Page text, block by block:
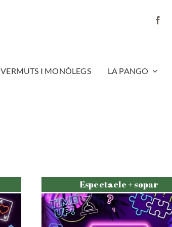
VERMUTS I MONÒLEGS LA PANGO
Espectacle + sopar